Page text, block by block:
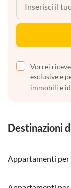
Vorrei
esclusive e
immobili e
Destinazioni
Appartamenti per
Appartamenti per